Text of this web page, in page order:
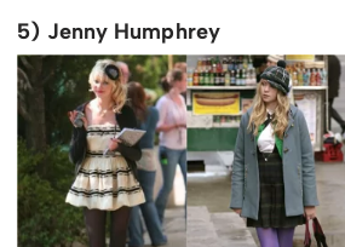
5) Jenny Humphrey